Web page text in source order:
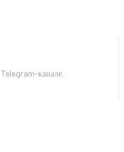
канале.